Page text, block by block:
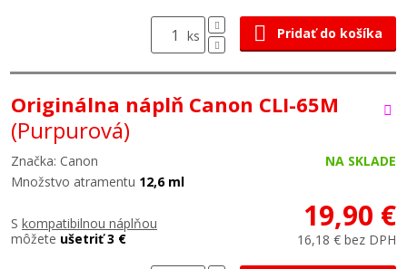
ks Pridať do košíka
Originálna náplň Canon CLI-65M
(Purpurová)
Značka: Canon
NA SKLADE
Množstvo atramentu 12,6 ml
S kompatibilnou náplňou
môžete ušetriť 3 €
19,90 €
16,18 € bez DPH